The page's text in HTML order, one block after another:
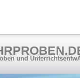
und